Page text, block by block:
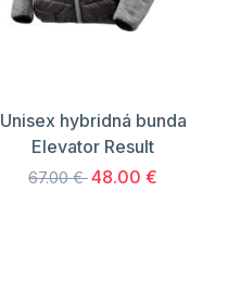
Unisex hybridná bunda
Elevator Result
67.00 €48.00 €